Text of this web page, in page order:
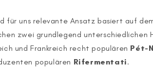
für uns relevante Ansatz basiert auf
zwei grundlegend unterschiedlichen
und Frankreich recht populären Pét-
populären Rifermentati.